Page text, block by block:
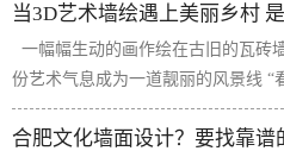
当3D艺术墙绘遇上美丽乡村
一幅幅生动的画作绘在古旧的瓦砖
份艺术气息成为一道靓丽的风景线 “
了！”“这些画好有味道！”“这不就是
合肥文化墙面设计？要找靠